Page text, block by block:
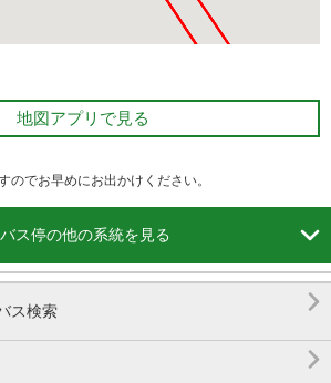
地図アプリで見る
のでお早めにお出かけください。
ス停の他の系統を見る 
ス検索 
